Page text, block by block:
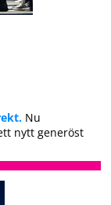
Nu
nytt generöst